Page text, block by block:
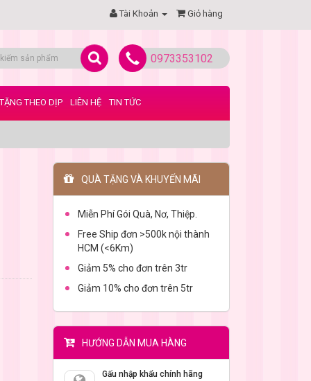
Tài Khoản Giỏ hàng
0973353102
THEO DỊP LIÊN HỆ TIN TỨC
QUÀ TẶNG VÀ KHUYẾN MÃI
Miễn Phí Gói Quà, Nơ, Thiệp.
Free Ship đơn >500k nội thành
HCM (<6Km)
Giảm 5% cho đơn trên 3tr
Giảm 10% cho đơn trên 5tr
HƯỚNG DẪN MUA HÀNG
Gấu nhập khẩu chính hãng